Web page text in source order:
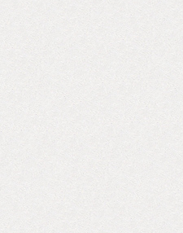
OLFATTIVO（ラボラトリオ
Durga（ディーエス・アンド
LEN（マドエレン） Thirdman
LUMIRA（ルミラ） AND
いフレグランスのお店。皆さ